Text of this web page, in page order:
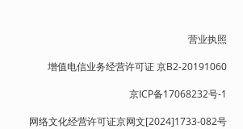
营业执照
增值电信业务经营许可证 京B2-20191060
京ICP备17068232号-1
网络文化经营许可证京网文[2024]1733-082号